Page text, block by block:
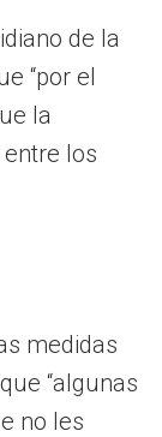
de la
“por el
la
los
medidas
“algunas
no les